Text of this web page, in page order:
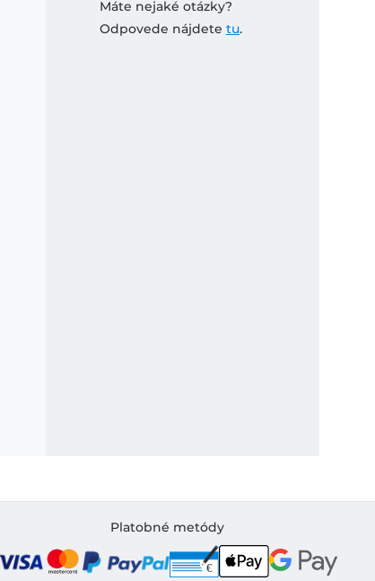
Máte nejaké otázky?
Odpovede nájdete tu.
Platobné metódy